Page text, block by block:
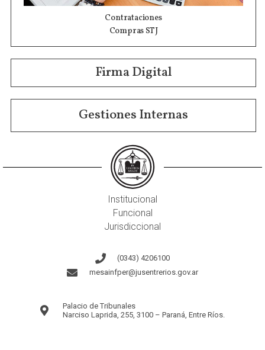
Contrataciones
Compras STJ
Firma Digital
Gestiones Internas
Institucional
Funcional
Jurisdiccional
(0343) 4206100
mesainfper@jusentrerios.gov.ar
Palacio de Tribunales
Narciso Laprida, 255, 3100 – Paraná, Entre Ríos.